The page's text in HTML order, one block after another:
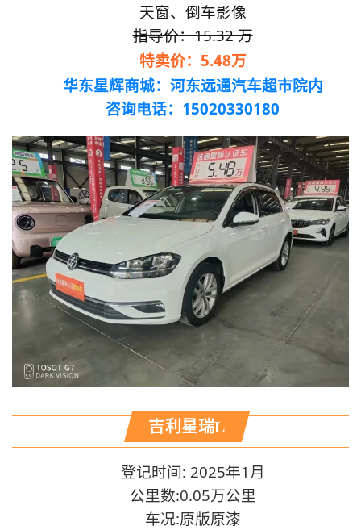
天窗、倒车影像
指导价：15.32 万
特卖价：5.48万
华东星辉商城：河东远通汽车超市院内
咨询电话：15020330180
吉利星瑞L
登记时间: 2025年1月
公里数:0.05万公里
车况:原版原漆